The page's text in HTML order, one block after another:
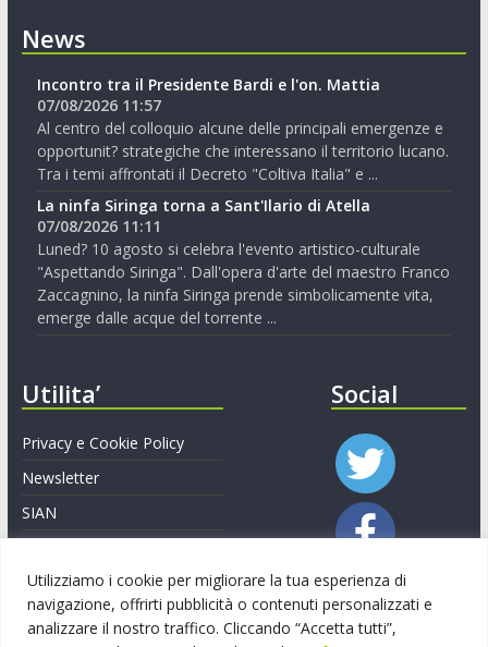
Utilizziamo i cookie per migliorare la tua esperienza di
navigazione, offrirti pubblicità o contenuti personalizzati e
analizzare il nostro traffico. Cliccando “Accetta tutti”,
News
Incontro tra il Presidente Bardi e l'on. Mattia
07/08/2026 11:57
Al centro del colloquio alcune delle principali emergenze e
opportunit? strategiche che interessano il territorio lucano.
Tra i temi affrontati il Decreto "Coltiva Italia" e ...
La ninfa Siringa torna a Sant'Ilario di Atella
07/08/2026 11:11
Luned? 10 agosto si celebra l'evento artistico-culturale
"Aspettando Siringa". Dall'opera d'arte del maestro Franco
Zaccagnino, la ninfa Siringa prende simbolicamente vita,
emerge dalle acque del torrente ...
Utilita’
Privacy e Cookie Policy
Newsletter
SIAN
Ministero Politiche Agricole
CSR Basilicata 2023-2027
Social